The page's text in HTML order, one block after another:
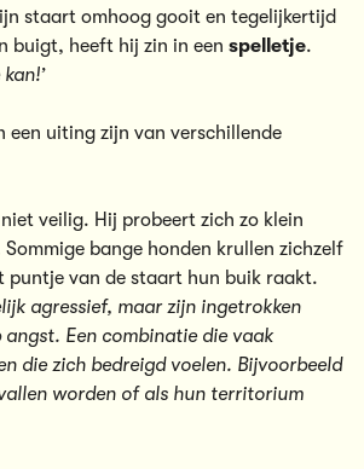
staart omhoog gooit en tegelijkertijd
buigt, heeft hij zin in een spelletje.
een uiting zijn van verschillende
veilig. Hij probeert zich zo klein
bange honden krullen zichzelf
puntje van de staart hun buik raakt.
agressief, maar zijn ingetrokken
Een combinatie die vaak
die zich bedreigd voelen. Bijvoorbeeld
worden of als hun territorium